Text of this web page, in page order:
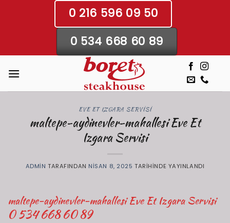
0 216 596 09 50
0 534 668 60 89
EVE ET IZGARA SERVISI
maltepe-aydinevler-mahallesi Eve Et
Izgara Servisi
ADMIN TARAFINDAN NISAN 8, 2025 TARIHINDE YAYINLANDI
maltepe-aydinevler-mahallesi Eve Et Izgara Servisi
0 534 668 60 89